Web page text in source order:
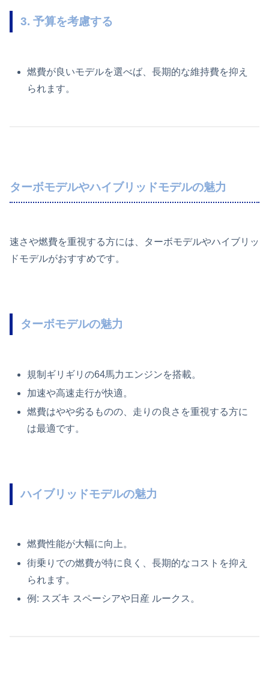
3. 予算を考慮する
燃費が良いモデルを選べば、長期的な維持費を抑え
られます。
ターボモデルやハイブリッドモデルの魅力
速さや燃費を重視する方には、ターボモデルやハイブリッ
ドモデルがおすすめです。
ターボモデルの魅力
規制ギリギリの64馬力エンジンを搭載。
加速や高速走行が快適。
燃費はやや劣るものの、走りの良さを重視する方に
は最適です。
ハイブリッドモデルの魅力
燃費性能が大幅に向上。
街乗りでの燃費が特に良く、長期的なコストを抑え
られます。
例: スズキ スペーシアや日産 ルークス。